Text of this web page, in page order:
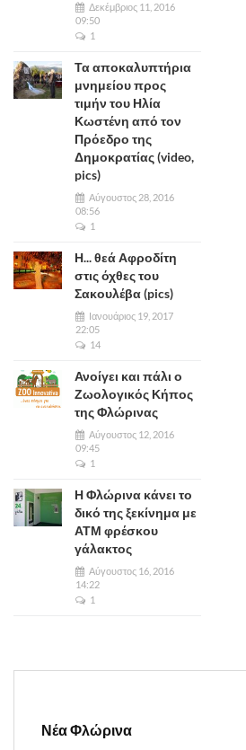
Δεκέμβριος 11, 2016
09:50
1
Τα αποκαλυπτήρια
μνημείου προς
τιμήν του Ηλία
Κωστένη από τον
Πρόεδρο της
Δημοκρατίας (video,
pics)
Αύγουστος 28, 2016
08:56
1
Η... θεά Αφροδίτη
στις όχθες του
Σακουλέβα (pics)
Ιανουάριος 19, 2017
22:05
14
Ανοίγει και πάλι ο
Ζωολογικός Κήπος
της Φλώρινας
Αύγουστος 12, 2016
09:45
1
Η Φλώρινα κάνει το
δικό της ξεκίνημα με
ΑΤΜ φρέσκου
γάλακτος
Αύγουστος 16, 2016
14:22
1
Νέα Φλώρινα